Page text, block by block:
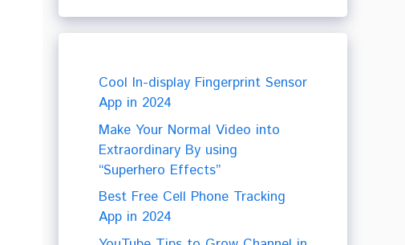
Cool In-display Fingerprint Sensor
App in 2024
Make Your Normal Video into
Extraordinary By using
“Superhero Effects”
Best Free Cell Phone Tracking
App in 2024